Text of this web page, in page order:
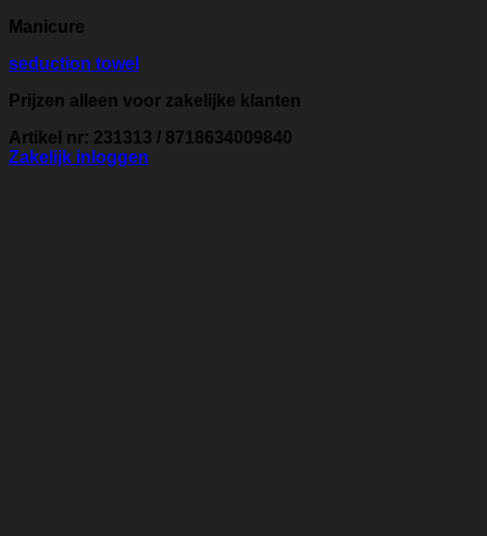
Manicure
seduction towel
Prijzen alleen voor zakelijke klanten
Artikel nr: 231313 / 8718634009840
Zakelijk inloggen